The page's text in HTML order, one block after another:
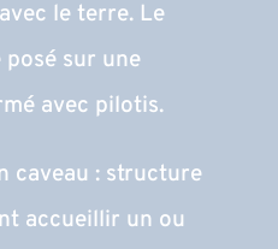
le terre. Le
sur une
avec pilotis.
caveau : structure
accueillir un ou